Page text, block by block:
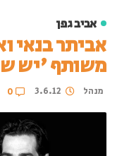
אביב גפן
אביתר בנאי
משותף 'יש
מנהל 3.6.12
0